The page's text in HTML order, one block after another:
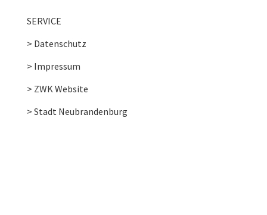
SERVICE
> Datenschutz
> Impressum
> ZWK Website
> Stadt Neubrandenburg